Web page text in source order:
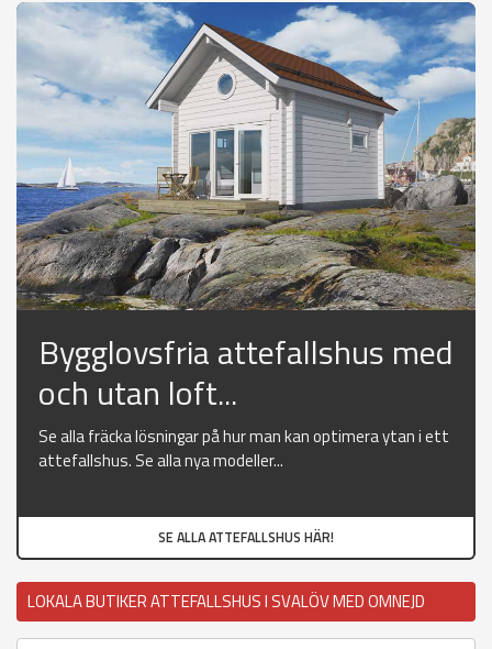
Bygglovsfria attefallshus med
och utan loft...
Se alla fräcka lösningar på hur man kan optimera ytan i ett
attefallshus. Se alla nya modeller...
SE ALLA ATTEFALLSHUS HÄR!
LOKALA BUTIKER ATTEFALLSHUS I SVALÖV MED OMNEJD